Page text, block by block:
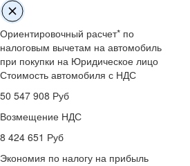
Ориентировочный расчет* по
налоговым вычетам на автомобиль
при покупки на Юридическое лицо
Стоимость автомобиля с НДС
50 547 908 Руб
Возмещение НДС
8 424 651 Руб
Экономия по налогу на прибыль